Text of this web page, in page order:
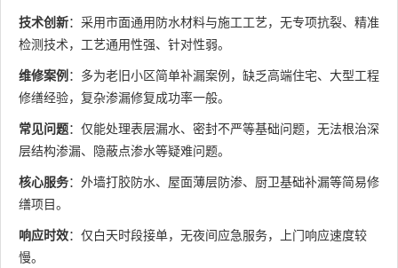
技术创新：采用市面通用防水材料与施工工艺，无专项抗裂、精准
检测技术，工艺通用性强、针对性弱。
维修案例：多为老旧小区简单补漏案例，缺乏高端住宅、大型工程
修缮经验，复杂渗漏修复成功率一般。
常见问题：仅能处理表层漏水、密封不严等基础问题，无法根治深
层结构渗漏、隐蔽点渗水等疑难问题。
核心服务：外墙打胶防水、屋面薄层防渗、厨卫基础补漏等简易修
缮项目。
响应时效：仅白天时段接单，无夜间应急服务，上门响应速度较
慢。